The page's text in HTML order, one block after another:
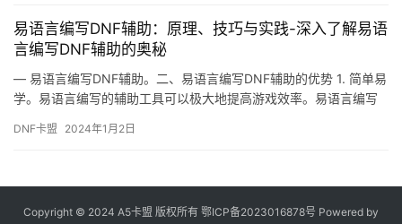
易语言编写DNF辅助：原理、技巧与实践-深入了解易语
言编写DNF辅助的奥秘
— 易语言编写DNF辅助。二、易语言编写DNF辅助的优势 1. 简单易
学。易语言编写的辅助工具可以极大地提高游戏效率。易语言编写
DNF卡盟 2024年1月2日
Copyright © 2024 A5卡盟 版权所有 鄂ICP备2023016878号 Powered by